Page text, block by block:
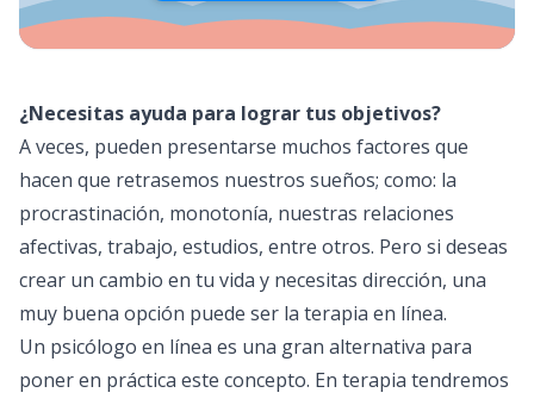
¿Necesitas ayuda para lograr tus objetivos?
A veces, pueden presentarse muchos factores que
hacen que retrasemos nuestros sueños; como: la
procrastinación, monotonía, nuestras relaciones
afectivas, trabajo, estudios, entre otros. Pero si deseas
crear un cambio en tu vida y necesitas dirección, una
muy buena opción puede ser la terapia en línea.
Un psicólogo en línea es una gran alternativa para
poner en práctica este concepto. En terapia tendremos